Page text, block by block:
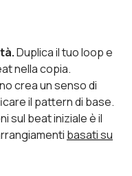
Duplica il tuo loop e
nella copia.
crea un senso di
il pattern di base.
sul beat iniziale è il
basati su